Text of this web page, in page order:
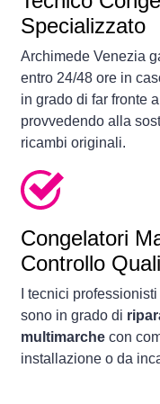
Specializzato
Archimede Venezia
entro 24/48 ore in
in grado di far fronte
provvedendo alla
ricambi originali.
Congelatori
Controllo
I tecnici
sono in grado di
multimarche con
installazione o da